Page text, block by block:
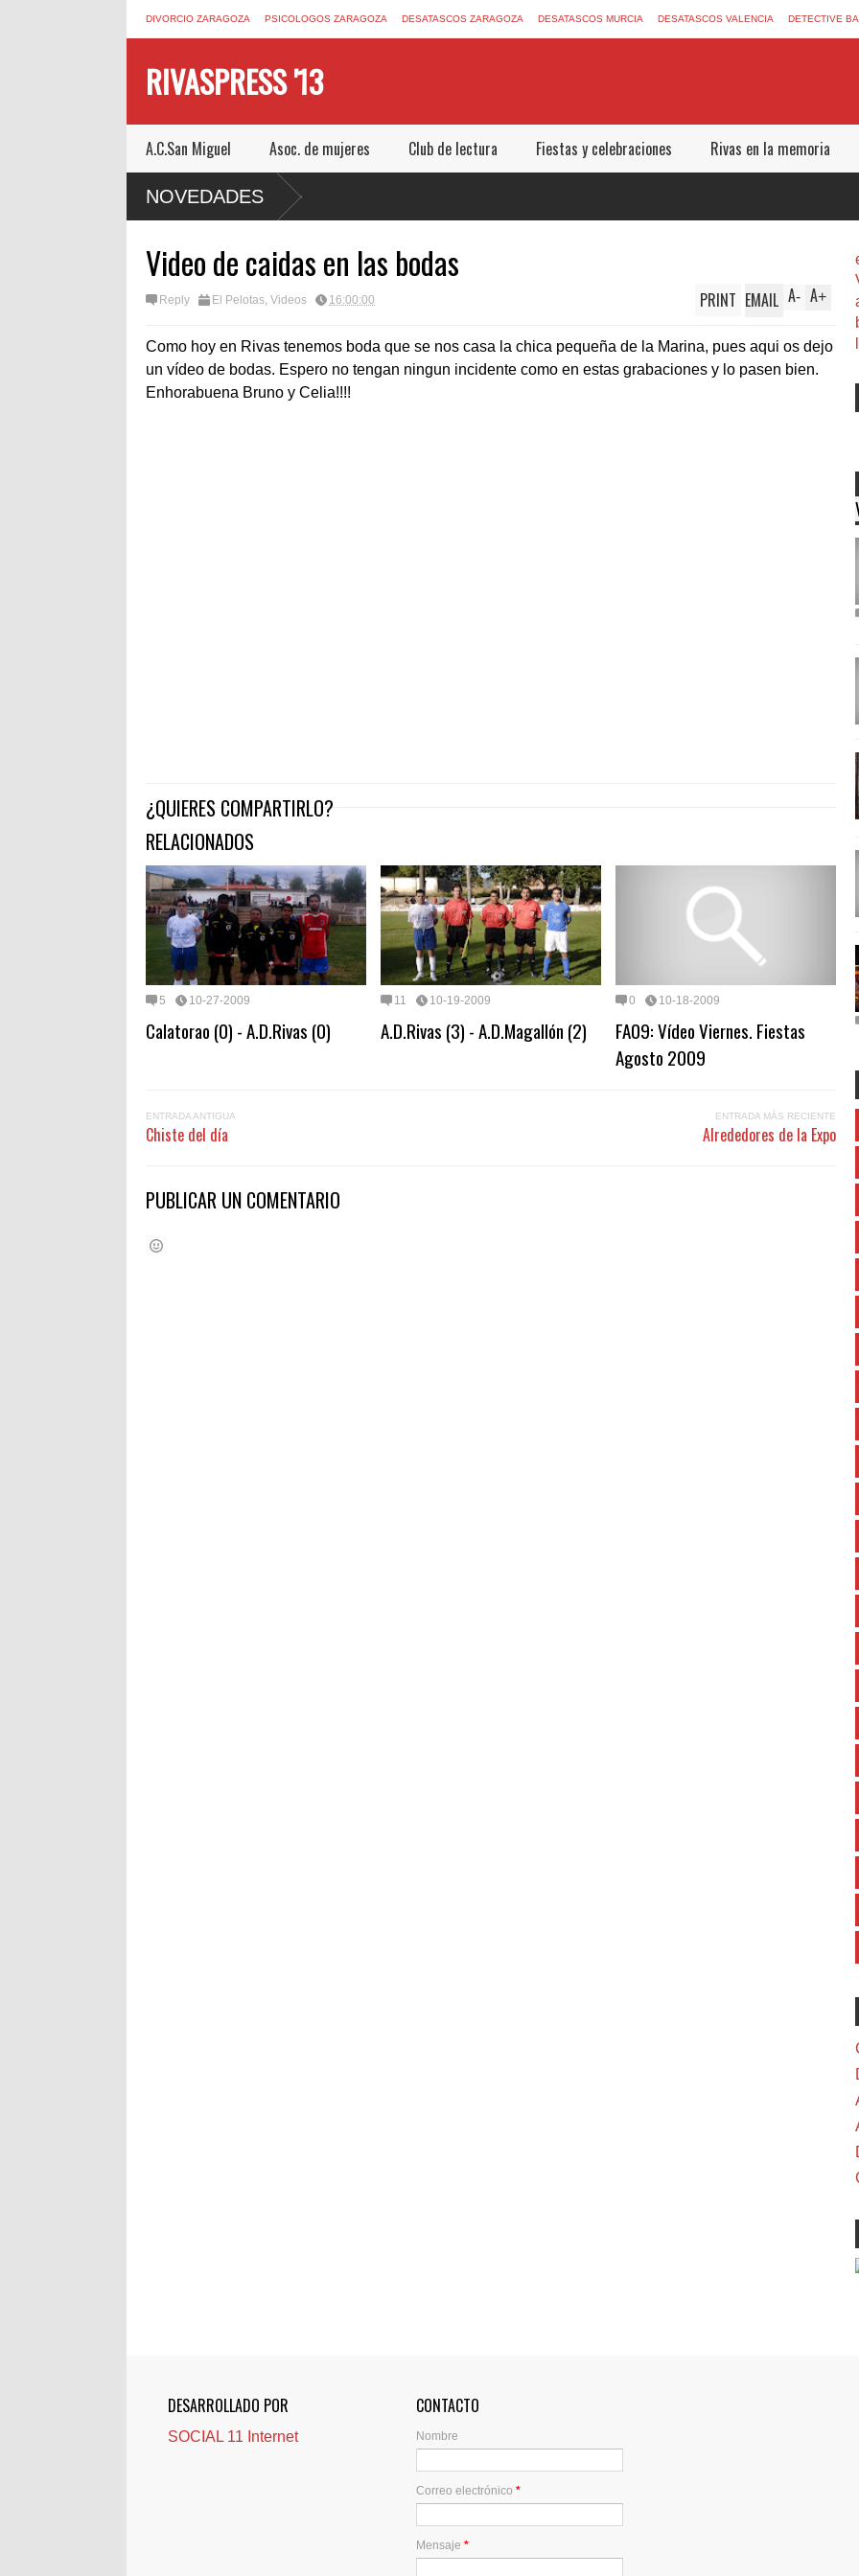
DIVORCIO ZARAGOZA PSICOLOGOS ZARAGOZA DESATASCOS ZARAGOZA DESATASCOS MURCIA DESATASCOS VALENCIA DETECTIVE
RIVASPRESS '13
A.C.San Miguel Asoc. de mujeres Club de lectura Fiestas y celebraciones Rivas en la memoria
NOVEDADES
UN ESCAPE ROOM DE MUCHO MIEDO EN
Video de caidas en las bodas
Reply El Pelotas, Videos 16:00:00 A+
A-
PRINT EMAIL
Como hoy en Rivas tenemos boda que se nos casa la chica pequeña de la Marina, pues aqui os dejo
un vídeo de bodas. Espero no tengan ningun incidente como en estas grabaciones y lo pasen bien.
Enhorabuena Bruno y Celia!!!!
¿QUIERES COMPARTIRLO?
RELACIONADOS
5 10-27-2009
Calatorao (0) - A.D.Rivas (0)
11 10-19-2009
A.D.Rivas (3) - A.D.Magallón (2)
0 10-18-2009
FA09: Vídeo Viernes. Fiestas
Agosto 2009
ENTRADA ANTIGUA
Chiste del día
ENTRADA MÁS RECIENTE
Alrededores de la Expo
PUBLICAR UN COMENTARIO
DESARROLLADO POR
SOCIAL 11 Internet
CONTACTO
Nombre
Correo electrónico*
Mensaje*